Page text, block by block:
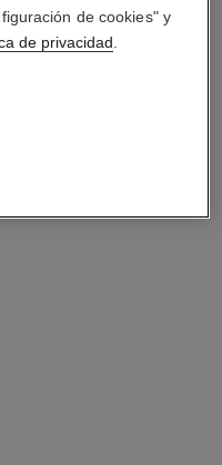
de cookies" y
de privacidad